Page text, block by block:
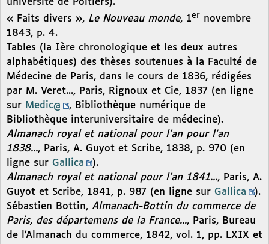
« Faits divers », Le Nouveau monde, 1er novembre
1843, p. 4.
Tables (la Ière chronologique et les deux autres
alphabétiques) des thèses soutenues à la Faculté de
Médecine de Paris, dans le cours de 1836, rédigées
par M. Veret..., Paris, Rignoux et Cie, 1837 (en ligne
sur Medic@
, Bibliothèque numérique de
Bibliothèque interuniversitaire de médecine).
Almanach royal et national pour l’an pour l’an
1838..., Paris, A. Guyot et Scribe, 1838, p. 970 (en
ligne sur Gallica
).
Almanach royal et national pour l’an 1841..., Paris, A.
Guyot et Scribe, 1841, p. 987 (en ligne sur Gallica
).
Sébastien Bottin, Almanach-Bottin du commerce de
Paris, des départemens de la France..., Paris, Bureau
de l’Almanach du commerce, 1842, vol. 1, pp. LXIX et